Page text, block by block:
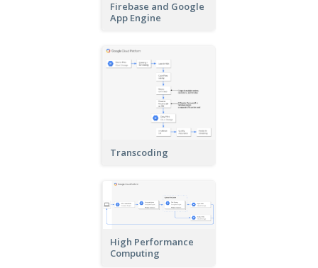
Firebase and Google
App Engine
Transcoding
High Performance
Computing